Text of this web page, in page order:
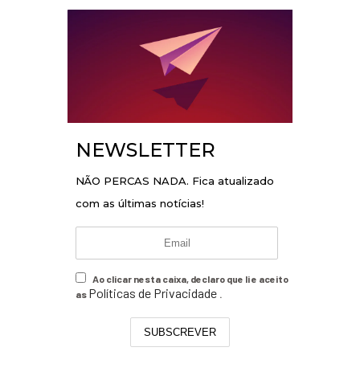
NEWSLETTER
NÃO PERCAS NADA. Fica atualizado
com as últimas notícias!
Ao clicar nesta caixa, declaro que li e aceito
as Políticas de Privacidade
SUBSCREVER